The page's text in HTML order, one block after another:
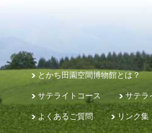
とかち田園空間博物館とは？
サテライトコース サテラ
よくあるご質問 リンク集